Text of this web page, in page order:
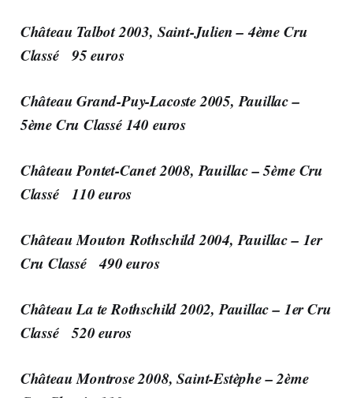
Château Talbot 2003, Saint-Julien – 4ème Cru
Classé 95 euros
Château Grand-Puy-Lacoste 2005, Pauillac –
5ème Cru Classé 140 euros
Château Pontet-Canet 2008, Pauillac – 5ème Cru
Classé 110 euros
Château Mouton Rothschild 2004, Pauillac – 1er
Cru Classé 490 euros
Château La te Rothschild 2002, Pauillac – 1er Cru
Classé 520 euros
Château Montrose 2008, Saint-Estèphe – 2ème